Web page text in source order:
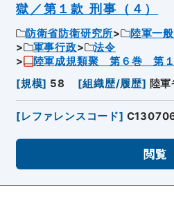
獄／第１款 刑事（４）
防衛省防衛研究所 陸軍一
軍事行政
法令
陸軍成規類聚 第６巻 第
[規模] 58 [組織歴/履歴] 陸軍
[レファレンスコード]
閲覧